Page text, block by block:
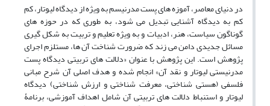
در دنیای معاصر، آموزه های پست مدرنیسم به ویژه از دیدگاه لیوتار، کم
کم به دیدگاه آشنایی تبدیل می شود، به طوری که در حوزه های
گوناگون سیاست، هنر، ادبیات و به ویژه تعلیم و تربیت به شکل گیری
مسائل جدیدی دامن می زند که ضرورت شناخت آن ها، مستلزم اجرای
پژوهش است. این پژوهش با عنوان «دلالت های تربیتی دیدگاه پست
مدرنیستی لیوتار و نقد آن» انجام شده و هدف اصلی آن شرح مبانی
فلسفی (هستی شناختی، معرفت شناختی و ارزش شناختی) دیدگاه
لیوتار و استنباط دلالت های تربیتی آن شامل اهداف آموزشی، برنامۀ